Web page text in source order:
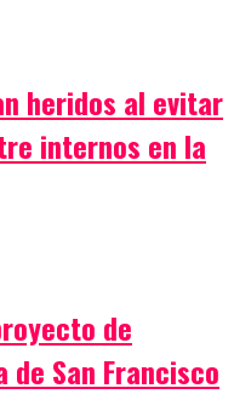
heridos al evitar
internos en la
de
San Francisco